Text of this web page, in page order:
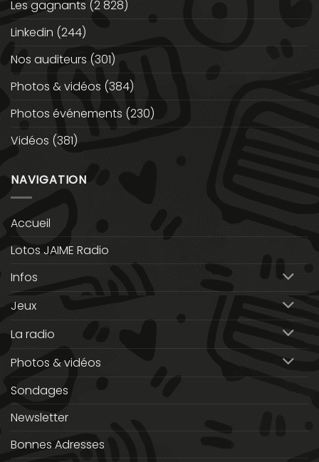
Les gagnants (2 828)
Linkedin (244)
Nos auditeurs (301)
Photos & vidéos (384)
Photos événements (230)
Vidéos (381)
NAVIGATION
Accueil
Lotos JAIME Radio
Infos
Jeux
La radio
Photos & vidéos
Sondages
Newsletter
Bonnes Adresses